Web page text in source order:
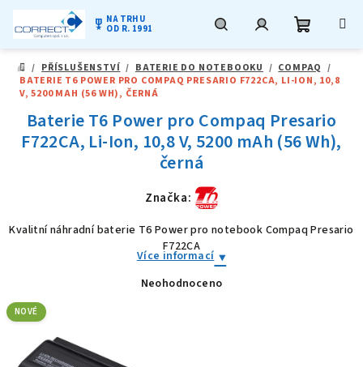
obsah
military_tech NA TRHU
OD R. 1991
DOMŮ
/ PŘÍSLUŠENSTVÍ / BATERIE DO NOTEBOOKU / COMPAQ /
BATERIE T6 POWER PRO COMPAQ PRESARIO F722CA, LI-ION, 10,8
V, 5200 MAH (56 WH), ČERNÁ
Baterie T6 Power pro Compaq Presario
F722CA, Li-Ion, 10,8 V, 5200 mAh (56 Wh),
černá
Značka:
Kvalitní náhradní baterie T6 Power pro notebook Compaq Presario
F722CA
Více informací
Průměrné
Neohodnoceno
NOVÉ